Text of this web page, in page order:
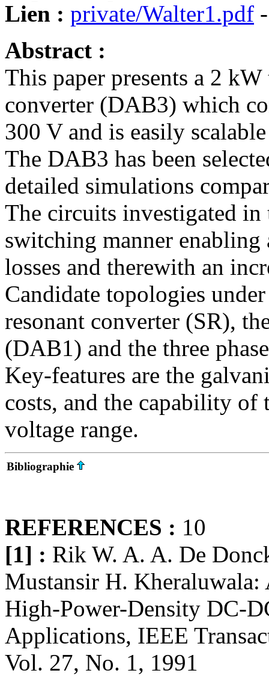
Lien : private/Walter1.pdf
Abstract :
This paper presents a 2
converter (DAB3) which
300 V and is easily
The DAB3 has been
detailed simulations
The circuits investigated in
switching manner
losses and therewith an
Candidate topologies
resonant converter (SR),
(DAB1) and the three
Key-features are the
costs, and the capability of
voltage range.
Bibliographie
REFERENCES : 10
[1] : Rik W. A. A. De
Mustansir H. Kheraluwala:
High-Power-Density DC-
Applications, IEEE
Vol. 27, No. 1, 1991